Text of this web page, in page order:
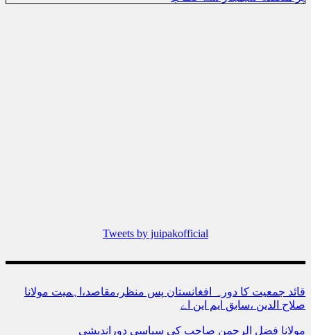
Tweets by juipakofficial
قائد جمعیت کا دورہ افغانستان پس منظر،مقاصد،اہمیت مولانا
صلاح الدین ،سابق ایم این اے
مولانا فضل الرحمن صاحب کی سیاسی دوراندیشی